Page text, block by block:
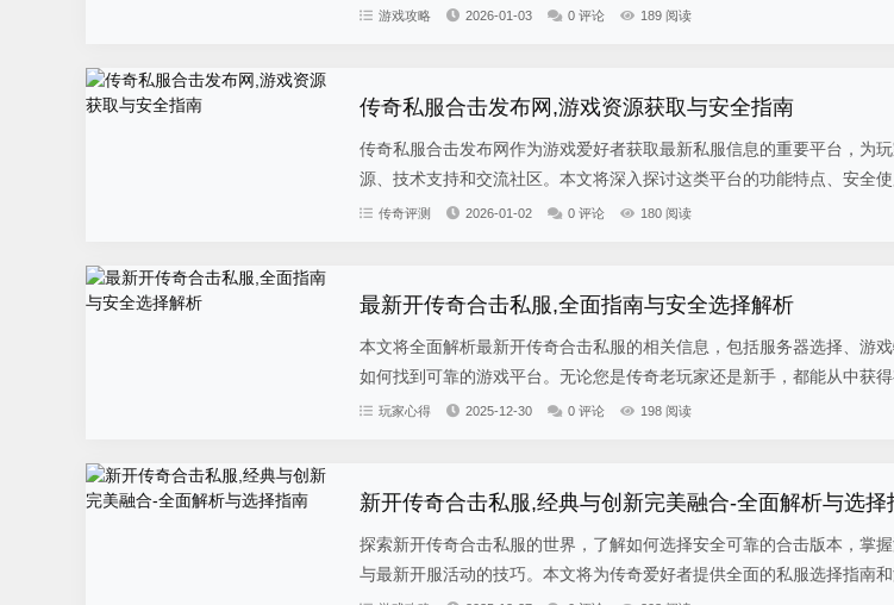
游戏攻略 2026-01-03 0 评论 189 阅读
传奇私服合击发布网,游戏资源获取与安全指南
传奇私服合击发布网作为游戏爱好者获取最新私服信息的重要平台，为
源、技术支持和交流社区。本文将深入探讨这类平台的功能特点、安全使
传奇评测 2026-01-02 0 评论 180 阅读
最新开传奇合击私服,全面指南与安全选择解析
本文将全面解析最新开传奇合击私服的相关信息，包括服务器选择、游
如何找到可靠的游戏平台。无论您是传奇老玩家还是新手，都能从中获得
玩家心得 2025-12-30 0 评论 198 阅读
新开传奇合击私服,经典与创新完美融合-全面解析与选择
探索新开传奇合击私服的世界，了解如何选择安全可靠的合击版本，掌
与最新开服活动的技巧。本文将为传奇爱好者提供全面的私服选择指南和